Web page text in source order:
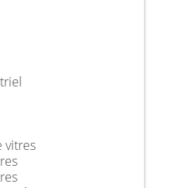
vitres